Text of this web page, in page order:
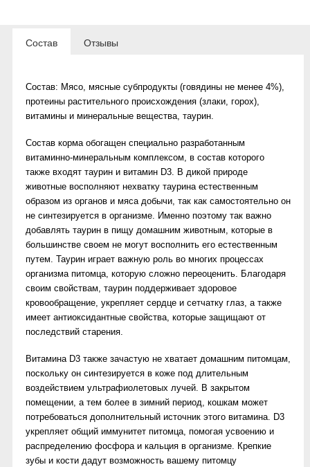
Состав Отзывы
Состав: Мясо, мясные субпродукты (говядины не менее 4%),
протеины растительного происхождения (злаки, горох),
витамины и минеральные вещества, таурин.
Состав корма обогащен специально разработанным
витаминно-минеральным комплексом, в состав которого
также входят таурин и витамин D3. В дикой природе
животные восполняют нехватку таурина естественным
образом из органов и мяса добычи, так как самостоятельно он
не синтезируется в организме. Именно поэтому так важно
добавлять таурин в пищу домашним животным, которые в
большинстве своем не могут восполнить его естественным
путем. Таурин играет важную роль во многих процессах
организма питомца, которую сложно переоценить. Благодаря
своим свойствам, таурин поддерживает здоровое
кровообращение, укрепляет сердце и сетчатку глаз, а также
имеет антиоксидантные свойства, которые защищают от
последствий старения.
Витамина D3 также зачастую не хватает домашним питомцам,
поскольку он синтезируется в коже под длительным
воздействием ультрафиолетовых лучей. В закрытом
помещении, а тем более в зимний период, кошкам может
потребоваться дополнительный источник этого витамина. D3
укрепляет общий иммунитет питомца, помогая усвоению и
распределению фосфора и кальция в организме. Крепкие
зубы и кости дадут возможность вашему питомцу